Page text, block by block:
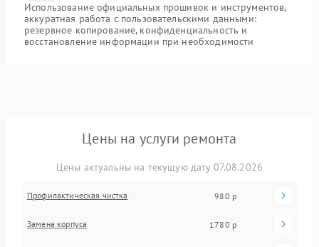
Использование официальных прошивок и инструментов,
аккуратная работа с пользовательскими данными:
резервное копирование, конфиденциальность и
восстановление информации при необходимости
Цены на услуги ремонта
Цены актуальны на текущую дату 07.08.2026
Профилактическая чистка 980 р
Замена корпуса 1780 р